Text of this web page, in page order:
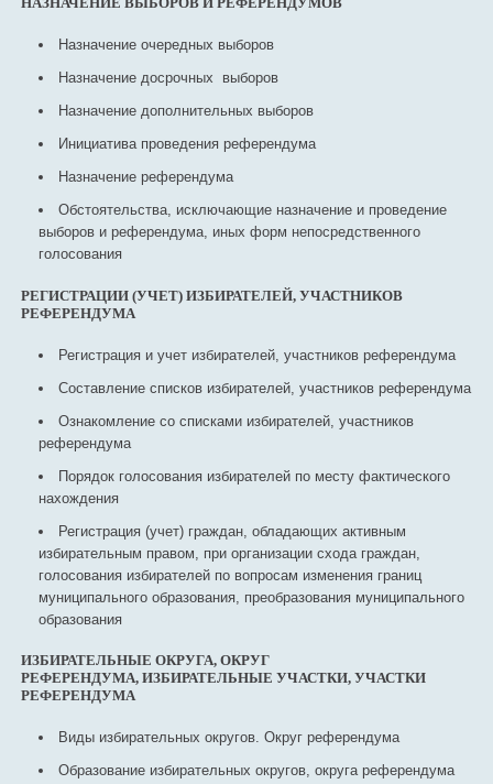
Назначение очередных выборов
Назначение досрочных выборов
Назначение дополнительных выборов
Инициатива проведения референдума
Назначение референдума
Обстоятельства, исключающие назначение и проведение
выборов и референдума, иных форм непосредственного
голосования
РЕГИСТРАЦИИ (УЧЕТ) ИЗБИРАТЕЛЕЙ, УЧАСТНИКОВ
РЕФЕРЕНДУМА
Регистрация и учет избирателей, участников референдума
Составление списков избирателей, участников референдума
Ознакомление со списками избирателей, участников
референдума
Порядок голосования избирателей по месту фактического
нахождения
Регистрация (учет) граждан, обладающих активным
избирательным правом, при организации схода граждан,
голосования избирателей по вопросам изменения границ
муниципального образования, преобразования муниципального
образования
ИЗБИРАТЕЛЬНЫЕ ОКРУГА, ОКРУГ
РЕФЕРЕНДУМА, ИЗБИРАТЕЛЬНЫЕ УЧАСТКИ, УЧАСТКИ
РЕФЕРЕНДУМА
Виды избирательных округов. Округ референдума
Образование избирательных округов, округа референдума